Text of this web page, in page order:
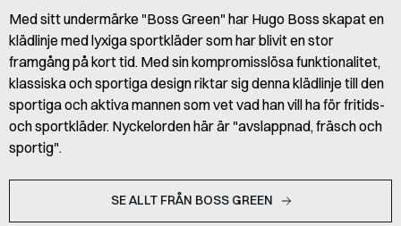
Med sitt undermärke "Boss Green" har Hugo Boss skapat en
klädlinje med lyxiga sportkläder som har blivit en stor
framgång på kort tid. Med sin kompromisslösa funktionalitet,
klassiska och sportiga design riktar sig denna klädlinje till den
sportiga och aktiva mannen som vet vad han vill ha för fritids-
och sportkläder. Nyckelorden här är "avslappnad, fräsch och
sportig".
SE ALLT FRÅN BOSS GREEN